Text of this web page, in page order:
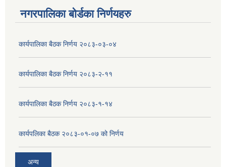
नगरपालिका बोर्डका निर्णयहरु
कार्यपालिका बैठक निर्णय २०८३-०३-०४
कार्यपालिका बैठक निर्णय २०८३-२-११
कार्यपालिका बैठक निर्णय २०८३-१-१४
कार्यपलिका बैठक २०८३-०१-०७ को निर्णय
अन्य